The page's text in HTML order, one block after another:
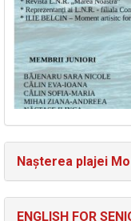
Nașterea plajei
ENGLISH FOR